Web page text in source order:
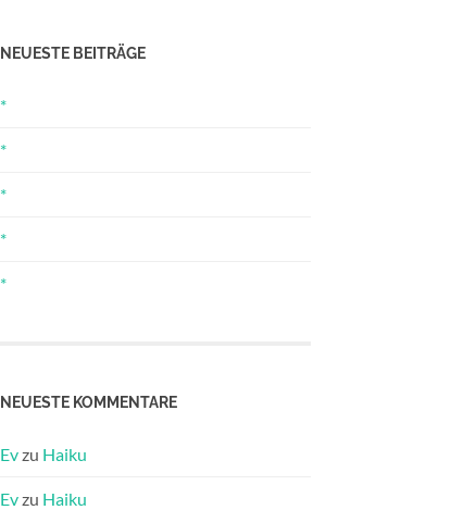
NEUESTE BEITRÄGE
*
*
*
*
*
NEUESTE KOMMENTARE
Evzu Haiku
Evzu Haiku